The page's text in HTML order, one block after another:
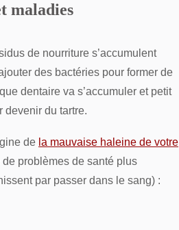
maladies
de nourriture s’accumulent
des bactéries pour former de
dentaire va s’accumuler et petit
devenir du tartre.
de la mauvaise haleine de votre
problèmes de santé plus
par passer dans le sang) :